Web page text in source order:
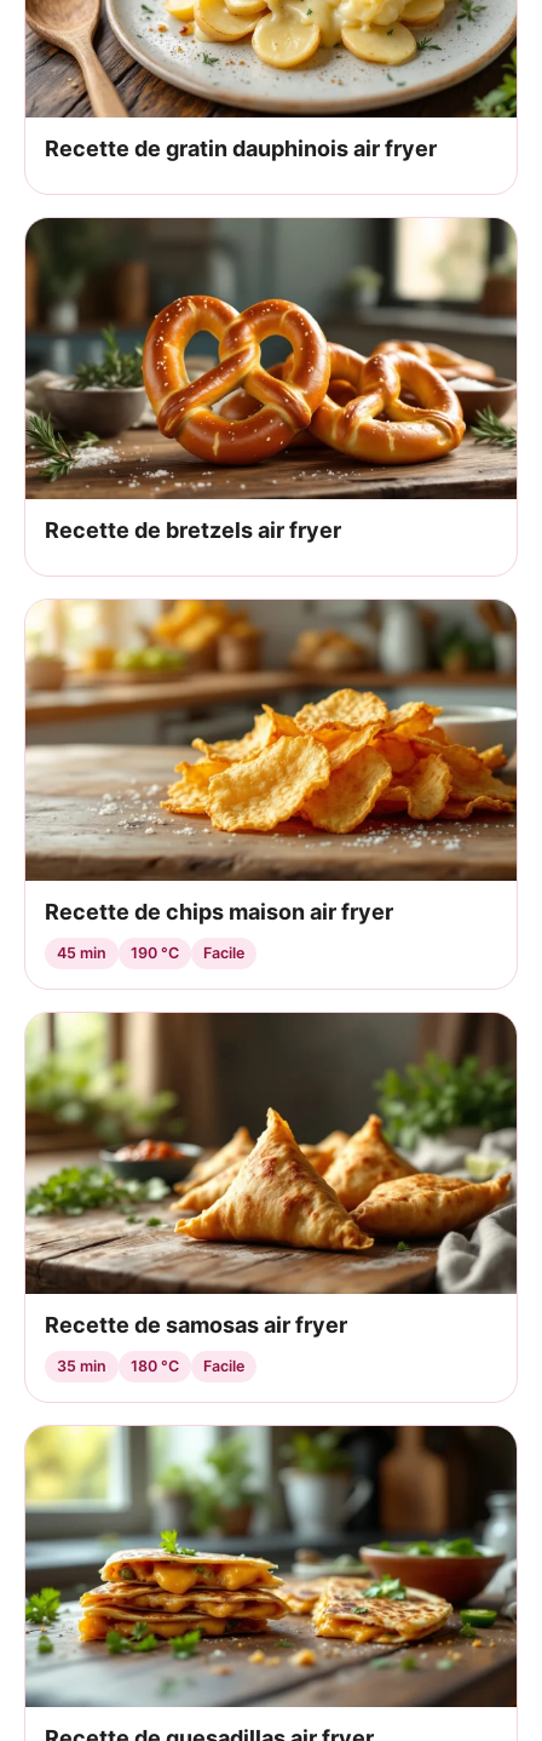
Recette de gratin dauphinois air fryer
Recette de bretzels air fryer
Recette de chips maison air fryer
45 min 190 °C Facile
Recette de samosas air fryer
35 min 180 °C Facile